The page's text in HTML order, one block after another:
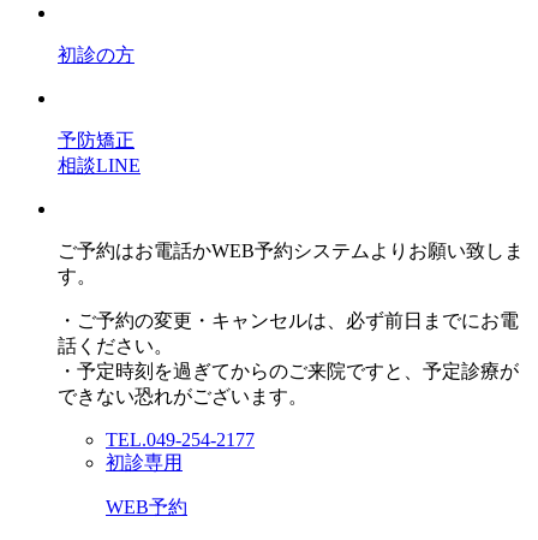
初診の方
予防矯正
相談LINE
ご予約はお電話かWEB予約システムよりお願い致しま
す。
・ご予約の変更・キャンセルは、必ず前日までにお電
話ください。
・予定時刻を過ぎてからのご来院ですと、予定診療が
できない恐れがございます。
TEL.049-254-2177
初診専用
WEB予約